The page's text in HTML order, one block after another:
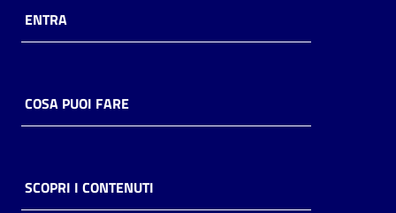
Casa
Piani
storico
ENTRA
COSA PUOI FARE
SCOPRI I CONTENUTI